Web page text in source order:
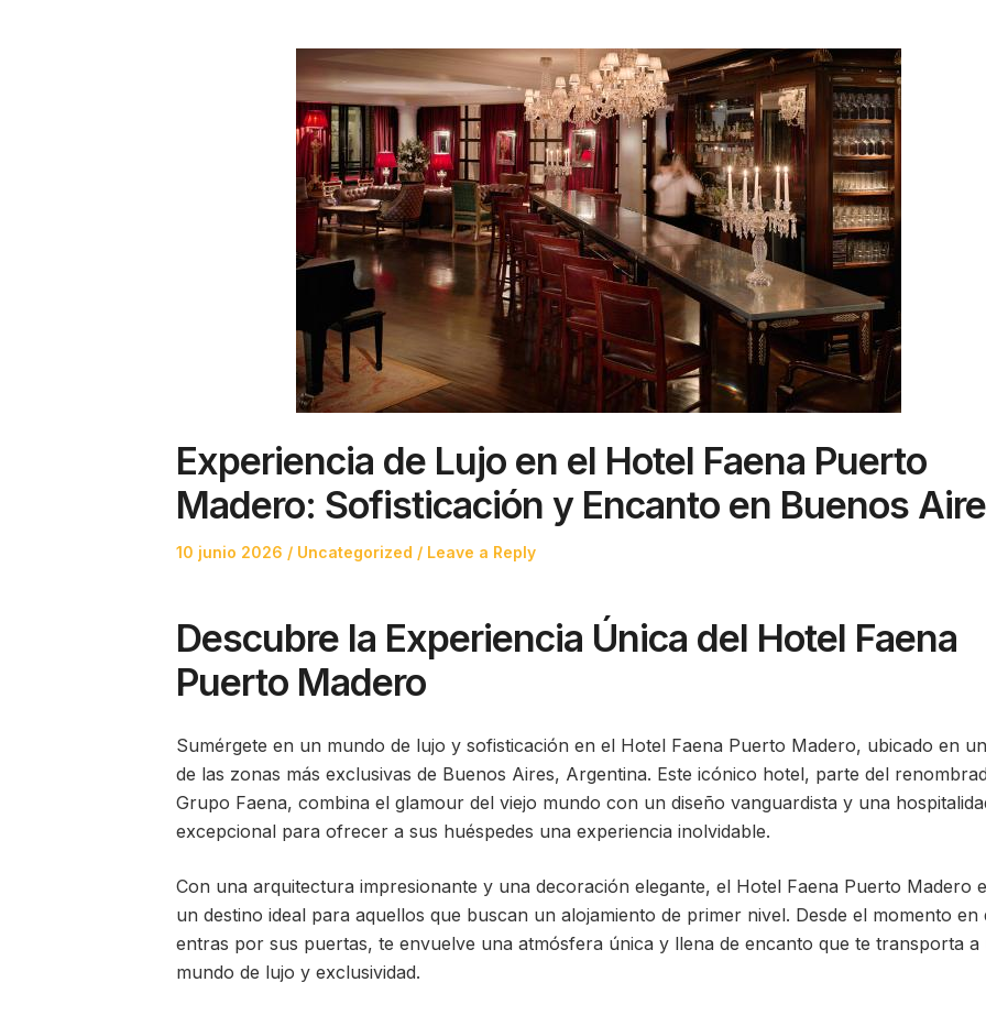
Experiencia de Lujo en el Hotel Faena Puerto
Madero: Sofisticación y Encanto en Buenos
Posted
10 junio 2026
Posted
Uncategorized Leave a Reply
Descubre la Experiencia Única del Hotel Faena
Puerto Madero
Sumérgete en un mundo de lujo y sofisticación en el Hotel Faena Puerto Madero, ubicado en
de las zonas más exclusivas de Buenos Aires, Argentina. Este icónico hotel, parte del
Grupo Faena, combina el glamour del viejo mundo con un diseño vanguardista y una
excepcional para ofrecer a sus huéspedes una experiencia inolvidable.
Con una arquitectura impresionante y una decoración elegante, el Hotel Faena Puerto Madero
un destino ideal para aquellos que buscan un alojamiento de primer nivel. Desde el momento en
entras por sus puertas, te envuelve una atmósfera única y llena de encanto que te transporta a
mundo de lujo y exclusividad.